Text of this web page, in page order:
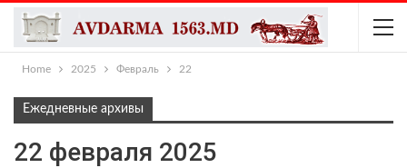
Home 2025 Февраль 22
Ежедневные архивы
22 февраля 2025